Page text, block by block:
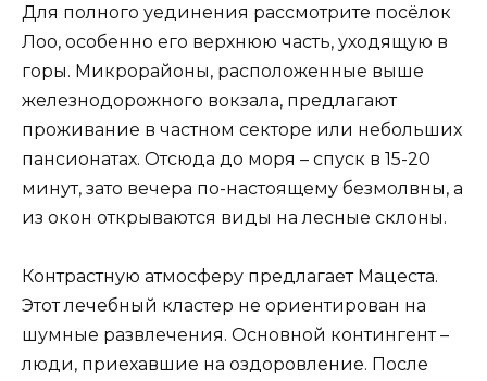
Для полного уединения рассмотрите посёлок
Лоо, особенно его верхнюю часть, уходящую в
горы. Микрорайоны, расположенные выше
железнодорожного вокзала, предлагают
проживание в частном секторе или небольших
пансионатах. Отсюда до моря – спуск в 15-20
минут, зато вечера по-настоящему безмолвны, а
из окон открываются виды на лесные склоны.
Контрастную атмосферу предлагает Мацеста.
Этот лечебный кластер не ориентирован на
шумные развлечения. Основной контингент –
люди, приехавшие на оздоровление. После